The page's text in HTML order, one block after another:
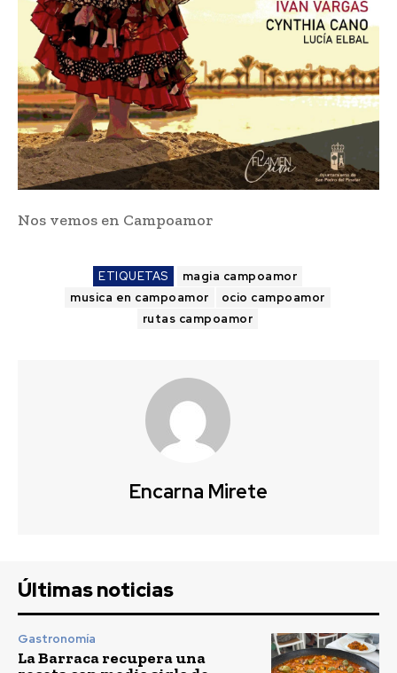
Nos vemos en Campoamor
ETIQUETAS
magia campoamor
musica en campoamor
ocio campoamor
rutas campoamor
Encarna Mirete
Últimas noticias
Gastronomía
La Barraca recupera una